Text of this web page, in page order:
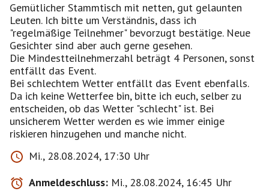
Gemütlicher Stammtisch mit netten, gut gelaunten
Leuten. Ich bitte um Verständnis, dass ich
"regelmäßige Teilnehmer" bevorzugt bestätige. Neue
Gesichter sind aber auch gerne gesehen.
Die Mindestteilnehmerzahl beträgt 4 Personen, sonst
entfällt das Event.
Bei schlechtem Wetter entfällt das Event ebenfalls.
Da ich keine Wetterfee bin, bitte ich euch, selber zu
entscheiden, ob das Wetter "schlecht" ist. Bei
unsicherem Wetter werden es wie immer einige
riskieren hinzugehen und manche nicht.
Mi., 28.08.2024, 17:30 Uhr
Anmeldeschluss: Mi., 28.08.2024, 16:45 Uhr